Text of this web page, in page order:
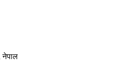
नेपाल